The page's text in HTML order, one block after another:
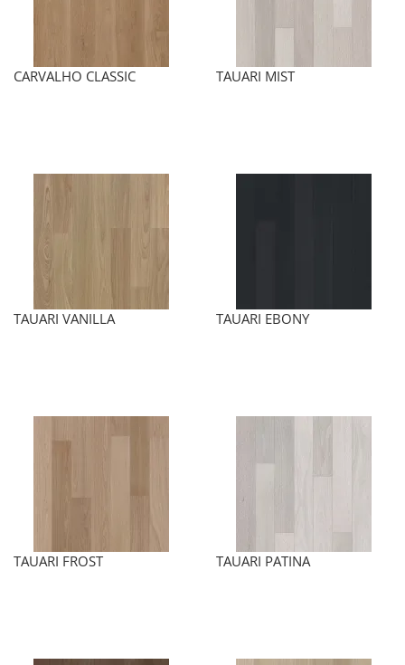
CARVALHO CLASSIC TAUARI MIST
TAUARI VANILLA TAUARI EBONY
TAUARI FROST TAUARI PATINA